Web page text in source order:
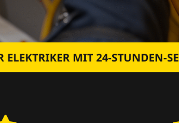
MIT 24-STUNDEN-